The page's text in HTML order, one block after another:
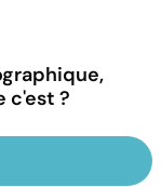
c'est ?